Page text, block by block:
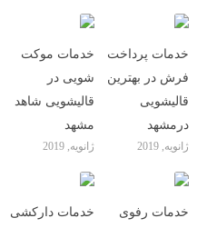
خدمات موکت
شویی در
قالیشویی شاهد
مشهد
ژانویه, 2019
خدمات پرداخت
فرش در بهترین
قالیشویی
درمشهد
ژانویه, 2019
خدمات دارکشی
خدمات رفوی